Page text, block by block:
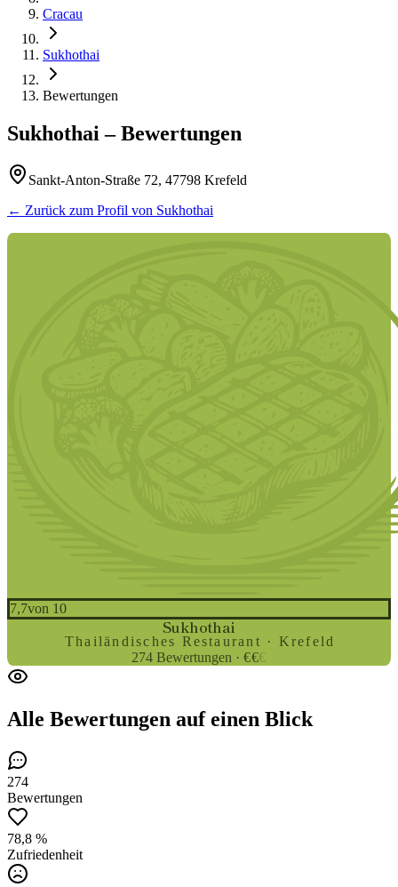
Cracau
Sukhothai
Bewertungen
Sukhothai – Bewertungen
Sankt-Anton-Straße 72, 47798 Krefeld
← Zurück zum Profil von Sukhothai
7,7von 10
Sukhothai
Thailändisches Restaurant · Krefeld
274 Bewertungen ·€€€
Alle Bewertungen auf einen Blick
274
Bewertungen
78,8 %
Zufriedenheit